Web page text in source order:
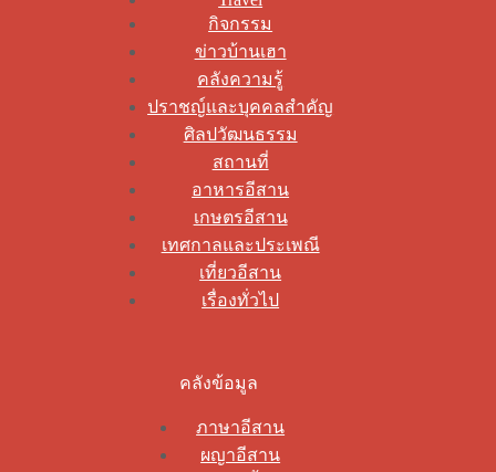
กิจกรรม
ข่าวบ้านเฮา
คลังความรู้
ปราชญ์และบุคคลสำคัญ
ศิลปวัฒนธรรม
สถานที่
อาหารอีสาน
เกษตรอีสาน
เทศกาลและประเพณี
เที่ยวอีสาน
เรื่องทั่วไป
คลังข้อมูล
ภาษาอีสาน
ผญาอีสาน